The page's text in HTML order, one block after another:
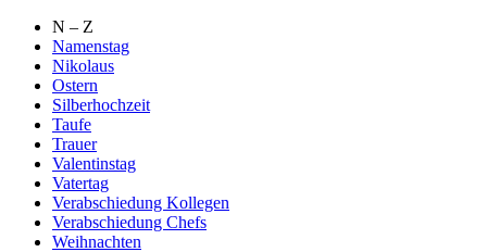
N – Z
Namenstag
Nikolaus
Ostern
Silberhochzeit
Taufe
Trauer
Valentinstag
Vatertag
Verabschiedung Kollegen
Verabschiedung Chefs
Weihnachten